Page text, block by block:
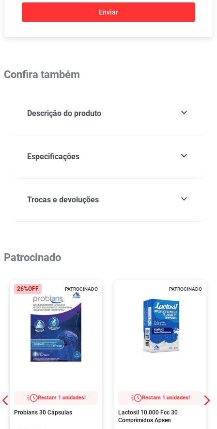
Enviar
Confira também
Descrição do produto
Especificações
Trocas e devoluções
Patrocinado
PATROCINADO
26%OFF
Restam 1 unidades!
Probians 30 Cápsulas
PATROCINADO
Restam 1 unidades!
Lactosil 10.000 Fcc 30
Comprimidos Apsen